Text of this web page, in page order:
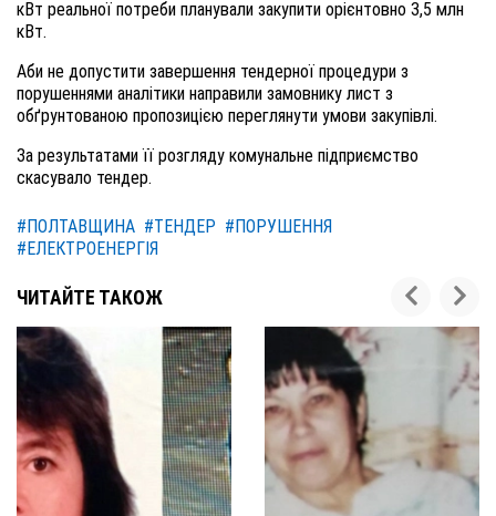
кВт реальної потреби планували закупити орієнтовно 3,5 млн
кВт.
Аби не допустити завершення тендерної процедури з
порушеннями аналітики направили замовнику лист з
обґрунтованою пропозицією переглянути умови закупівлі.
За результатами її розгляду комунальне підприємство
скасувало тендер.
#ПОЛТАВЩИНА #ТЕНДЕР #ПОРУШЕННЯ
#ЕЛЕКТРОЕНЕРГІЯ
ЧИТАЙТЕ ТАКОЖ